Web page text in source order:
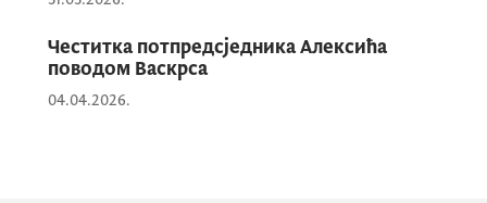
Честитка потпредсједника Алексића
поводом Васкрса
04.04.2026.